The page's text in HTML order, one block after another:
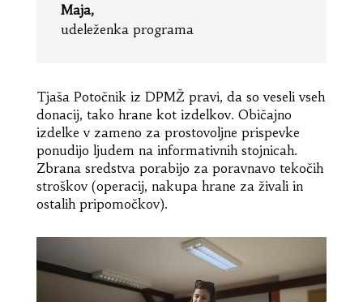
Maja,
udeleženka programa
Tjaša Potočnik iz DPMŽ pravi, da so veseli vseh
donacij, tako hrane kot izdelkov. Običajno
izdelke v zameno za prostovoljne prispevke
ponudijo ljudem na informativnih stojnicah.
Zbrana sredstva porabijo za poravnavo tekočih
stroškov (operacij, nakupa hrane za živali in
ostalih pripomočkov).